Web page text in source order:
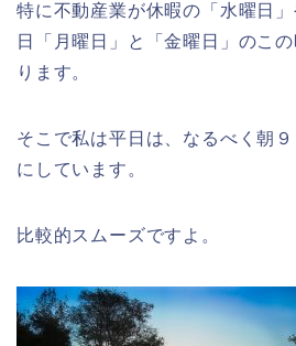
特に不動産業が休暇の「水曜日
日「月曜日」と「金曜日」のこ
ります。
そこで私は平日は、なるべく朝
にしています。
比較的スムーズですよ。